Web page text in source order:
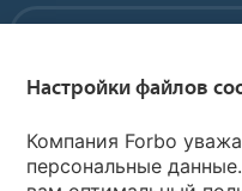
Выберите страну
Настройки файлов
Компания Forbo
персональные